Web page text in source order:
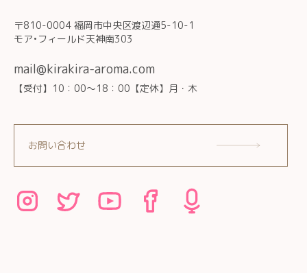
〒810-0004 福岡市中央区渡辺通5-10-1
モア•フィールド天神南303
mail@kirakira-aroma.com
【受付】10：00～18：00【定休】月・木
お問い合わせ